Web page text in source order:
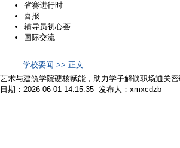
省赛进行时
喜报
辅导员初心荟
国际交流
学校要闻 >> 正文
艺术与建筑学院硬核赋能，助力学子解锁职场通关
日期：2026-06-01 14:15:35 发布人：xmxcdzb